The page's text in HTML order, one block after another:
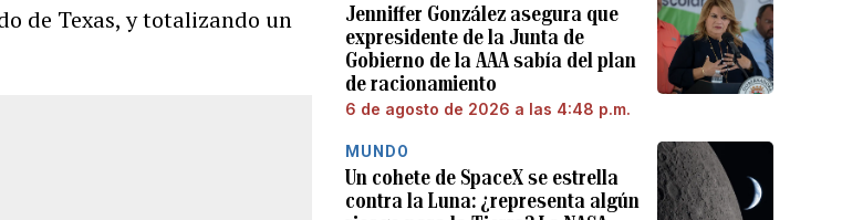
de Texas, y totalizando un
Jenniffer González asegura que
expresidente de la Junta de
Gobierno de la AAA sabía del plan
de racionamiento
6 de agosto de 2026 a las 4:48 p.m.
MUNDO
Un cohete de SpaceX se estrella
contra la Luna: ¿representa algún